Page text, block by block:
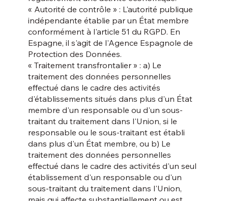
« Autorité de contrôle » : L'autorité publique
indépendante établie par un État membre
conformément à l'article 51 du RGPD. En
Espagne, il s'agit de l'Agence Espagnole de
Protection des Données.
« Traitement transfrontalier » : a) Le
traitement des données personnelles
effectué dans le cadre des activités
d'établissements situés dans plus d'un État
membre d'un responsable ou d'un sous-
traitant du traitement dans l'Union, si le
responsable ou le sous-traitant est établi
dans plus d'un État membre, ou b) Le
traitement des données personnelles
effectué dans le cadre des activités d'un seul
établissement d'un responsable ou d'un
sous-traitant du traitement dans l'Union,